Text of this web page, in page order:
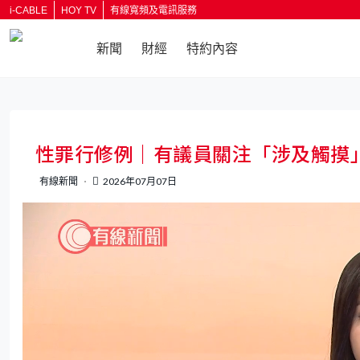
i-CABLE HOY TV 有線寬頻及電訊服務
新聞 財經 特約內容
性罪行修例｜有議員關注「涉及觸
有線新聞 2026年07月07日